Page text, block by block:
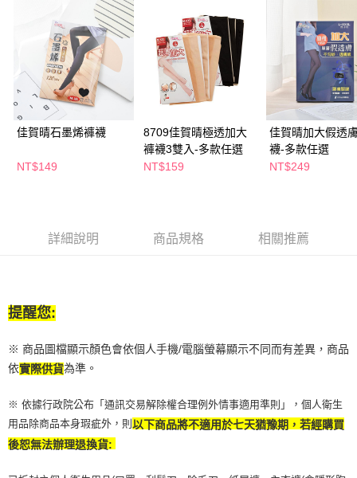
結帳頁面，進行簡訊認證並確認金額後，即可完成結帳。
２．訂單成立數日內，您將收到繳費通知簡訊。
３．收到繳費通知簡訊後14天內，點擊此簡訊中的連結，可透過四大超商／
ATM／網路銀行／等多元方式進行付款，方視為交易完成。
※ 請注意：結帳手續完成當下不需立刻繳費，但若您需要取消訂單，請聯絡
購買商品的店家。未經商家同意取消之訂單仍視為有效，需透過AFTEE先享
後付繳納相關費用。
※ 交易是否成功請以「AFTEE先享後付 」之結帳頁面顯示為準，若有關於
是否繳費成功／繳費後需取消欲退款等相關疑問，請聯繫「AFTEE先享後付
客戶支援中心」https://netprotections.freshdesk.com/support/home
【注意事項】
https://aftee.tw/terms/#terms3
時審查核予不同之上限額度；若仍有額度不足之情形，本公司將視審查結果
請求用戶進行身份認證。
恩沛科技股份有限公司將有權停止該用戶之使用額度並採取法律行動。
每筆NT$65，滿NT$390(含以上)免運費
萊爾富取貨付款
每筆NT$65，滿NT$490(含以上)免運費
付款後萊爾富取貨
每筆NT$65，滿NT$490(含以上)免運費
7-11取貨付款
每筆NT$65，滿NT$490(含以上)免運費
付款後寶雅門市自取(由倉庫統一出貨)
佳賀晴石墨烯褲襪
NT$149
8709佳賀晴極透加大
褲襪3雙入-多款任選
NT$159
佳賀晴加大假透
襪-多款任選
NT$249
詳細說明 商品規格 相關推薦
提醒您:
※ 商品圖檔顯示顏色會依個人手機/電腦螢幕顯示不同而有差異，商品
依實際供貨為準。
※ 依據行政院公布「通訊交易解除權合理例外情事適用準則」，個人衛生
用品除商品本身瑕疵外，則 以下商品將不適用於七天猶豫期，若經購買
後恕無法辦理退換貨: